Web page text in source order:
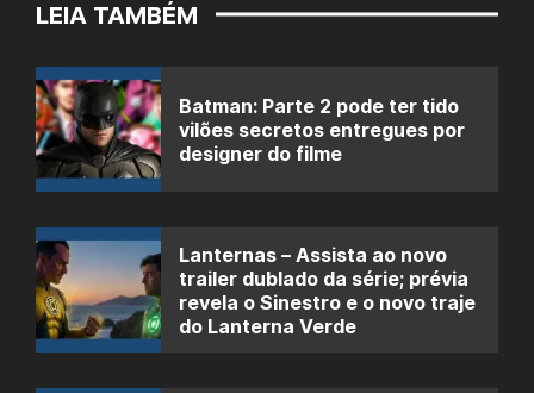
LEIA TAMBÉM
Batman: Parte 2 pode ter tido
vilões secretos entregues por
designer do filme
Lanternas – Assista ao novo
trailer dublado da série; prévia
revela o Sinestro e o novo traje
do Lanterna Verde